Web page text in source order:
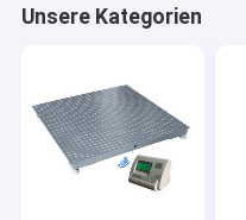
Unsere Kategorien